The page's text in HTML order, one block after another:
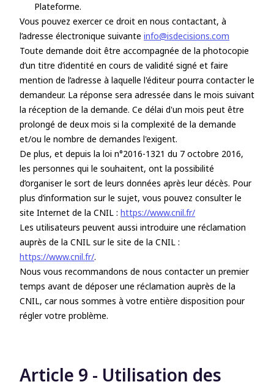
Plateforme.
Vous pouvez exercer ce droit en nous contactant, à
l’adresse électronique suivante info@isdecisions.com
Toute demande doit être accompagnée de la photocopie
d’un titre d’identité en cours de validité signé et faire
mention de l’adresse à laquelle l'éditeur pourra contacter le
demandeur. La réponse sera adressée dans le mois suivant
la réception de la demande. Ce délai d'un mois peut être
prolongé de deux mois si la complexité de la demande
et/ou le nombre de demandes l'exigent.
De plus, et depuis la loi n°2016-1321 du 7 octobre 2016,
les personnes qui le souhaitent, ont la possibilité
d’organiser le sort de leurs données après leur décès. Pour
plus d’information sur le sujet, vous pouvez consulter le
site Internet de la CNIL : https://www.cnil.fr/
Les utilisateurs peuvent aussi introduire une réclamation
auprès de la CNIL sur le site de la CNIL :
https://www.cnil.fr/.
Nous vous recommandons de nous contacter un premier
temps avant de déposer une réclamation auprès de la
CNIL, car nous sommes à votre entière disposition pour
régler votre problème.
Article 9 - Utilisation des